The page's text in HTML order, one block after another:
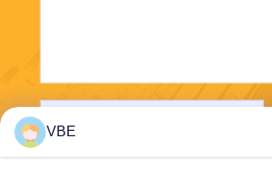
VBE